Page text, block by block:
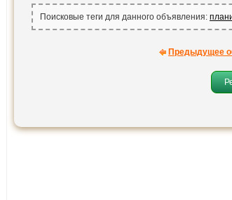
Поисковые теги для данного объявления:
Предыдущее